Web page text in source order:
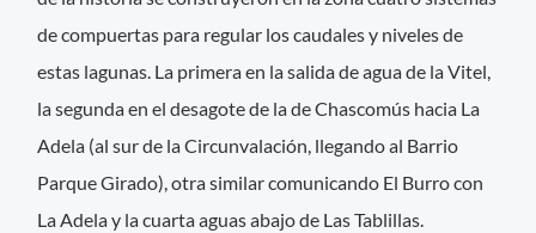
de compuertas para regular los caudales y niveles de
estas lagunas. La primera en la salida de agua de la Vitel,
la segunda en el desagote de la de Chascomús hacia La
Adela (al sur de la Circunvalación, llegando al Barrio
Parque Girado), otra similar comunicando El Burro con
La Adela y la cuarta aguas abajo de Las Tablillas.